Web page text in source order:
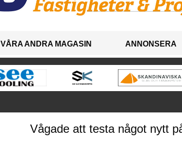
VÅRA ANDRA MAGASIN ANNONSERA
Vågade att testa något nytt